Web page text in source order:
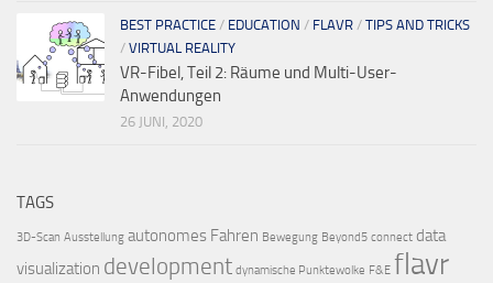
BEST PRACTICE / EDUCATION / FLAVR / TIPS AND TRICKS
/ VIRTUAL REALITY
VR-Fibel, Teil 2: Räume und Multi-User-
Anwendungen
26 JUNI, 2020
TAGS
3D-Scan Ausstellung autonomes Fahren Bewegung Beyond5 connect data
visualization development dynamische Punktewolke F&E flavr